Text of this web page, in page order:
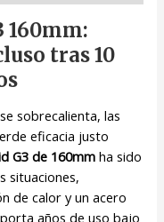
160mm:
tras 10
sobrecalienta, las
eficacia justo
G3 de 160mm ha sido
situaciones,
de calor y un acero
años de uso bajo